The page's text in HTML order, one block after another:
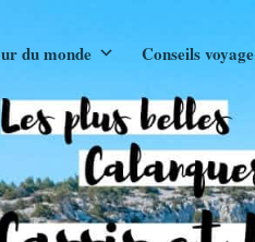
du monde Conseils voyage